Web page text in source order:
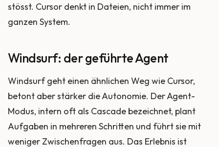
stösst. Cursor denkt in Dateien, nicht immer im
ganzen System.
Windsurf: der geführte Agent
Windsurf geht einen ähnlichen Weg wie Cursor,
betont aber stärker die Autonomie. Der Agent-
Modus, intern oft als Cascade bezeichnet, plant
Aufgaben in mehreren Schritten und führt sie mit
weniger Zwischenfragen aus. Das Erlebnis ist